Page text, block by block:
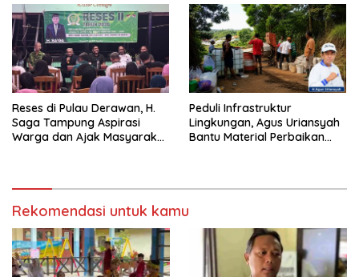
Reses di Pulau Derawan, H.
Saga Tampung Aspirasi
Warga dan Ajak Masyarakat
Peduli Infrastruktur
Lingkungan, Agus Uriansyah
Bantu Material Perbaikan
Rekomendasi untuk kamu